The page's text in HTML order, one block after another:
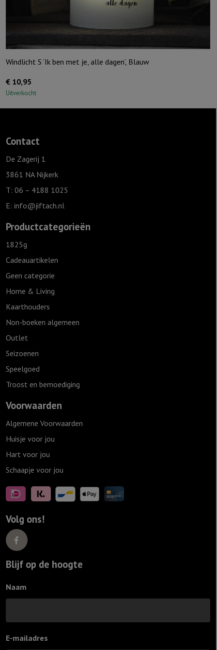
Windlicht S ‘Ik ben met je, alle dagen’, Blauw
€ 10,95
Uitverkocht
Contact
De Zagerij 1
3861 NA Nijkerk
T: 06 – 4188 1025
E: info@jiftach.nl
Productcategorieën
1825g
Cadeauartikelen
Geen categorie
Home & Living
Kaarthouders
Non-boeken algemeen
Outlet
Seizoenen
Speelgoed
Troost en bemoediging
Voorwaarden
Algemene Voorwaarden
Huisje voor jou
Hart voor jou
Schaapje voor jou
Volg ons!
Blijf op de hoogte
Naam
E-mailadres